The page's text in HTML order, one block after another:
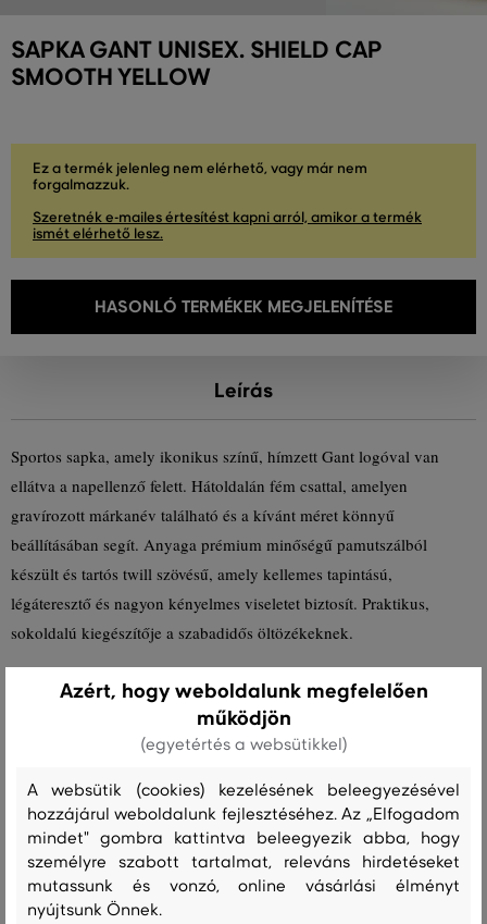
SAPKA GANT UNISEX. SHIELD CAP
SMOOTH YELLOW
Ez a termék jelenleg nem elérhető, vagy már nem
forgalmazzuk.
Szeretnék e-mailes értesítést kapni arról, amikor a termék
ismét elérhető lesz.
HASONLÓ TERMÉKEK MEGJELENÍTÉSE
Leírás
Sportos sapka, amely ikonikus színű, hímzett Gant logóval van
ellátva a napellenző felett. Hátoldalán fém csattal, amelyen
gravírozott márkanév található és a kívánt méret könnyű
beállításában segít. Anyaga prémium minőségű pamutszálból
készült és tartós twill szövésű, amely kellemes tapintású,
légáteresztő és nagyon kényelmes viseletet biztosít. Praktikus,
sokoldalú kiegészítője a szabadidős öltözékeknek.
Szezon: SS24 Termék kódja9900111-324-GC-706
Összetétel
felső anyag
100 %
Azért, hogy weboldalunk megfelelően
működjön
(egyetértés a websütikkel)
A websütik (cookies) kezelésének beleegyezésével
hozzájárul weboldalunk fejlesztéséhez. Az „Elfogadom
mindet" gombra kattintva beleegyezik abba, hogy
személyre szabott tartalmat, releváns hirdetéseket
mutassunk és vonzó, online vásárlási élményt
nyújtsunk Önnek.